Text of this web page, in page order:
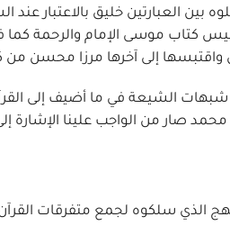
العبارتين خليق بالاعتبار عند
كتاب موسى الإمام والرحمة كما
إلى آخرها مرزا محسن
الشيعة في ما أضيف إلى
صار من الواجب علينا الإشارة
الذي سلكوه لجمع متفرقات